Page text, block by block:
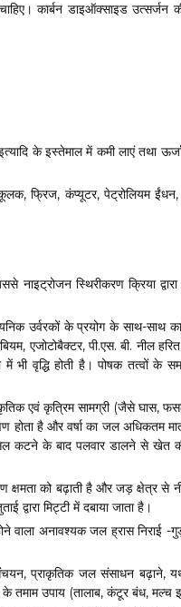
कार्बन डाइऑक्साइड उत्सर्जन
के इस्तेमाल में कमी लाएं तथा
फ्रिज, कंप्यूटर, पेट्रोलियम
स्थिरीकरण क्रिया द्वारा
उर्वरकों के प्रयोग के साथ-साथ
एजोटोबैक्टर, पी.एस. बी. नील
भी वृद्धि होती है। पोषक तत्वों के
एवं कृत्रिम सामग्री (जैसे घास,
होता है और वर्षा का जल अधिकतम
कटने के बाद पलवार डालने से खेत
क्षमता को बढ़ाती है और जड़ क्षेत्र से
मिट्टी में दबाया जाता है।
वाला अनावश्यक जल ह्रास निराई -
प्राकृतिक जल संसाधन बढ़ाने,
उपाय (तालाब, कंटूर बंध, मल्च